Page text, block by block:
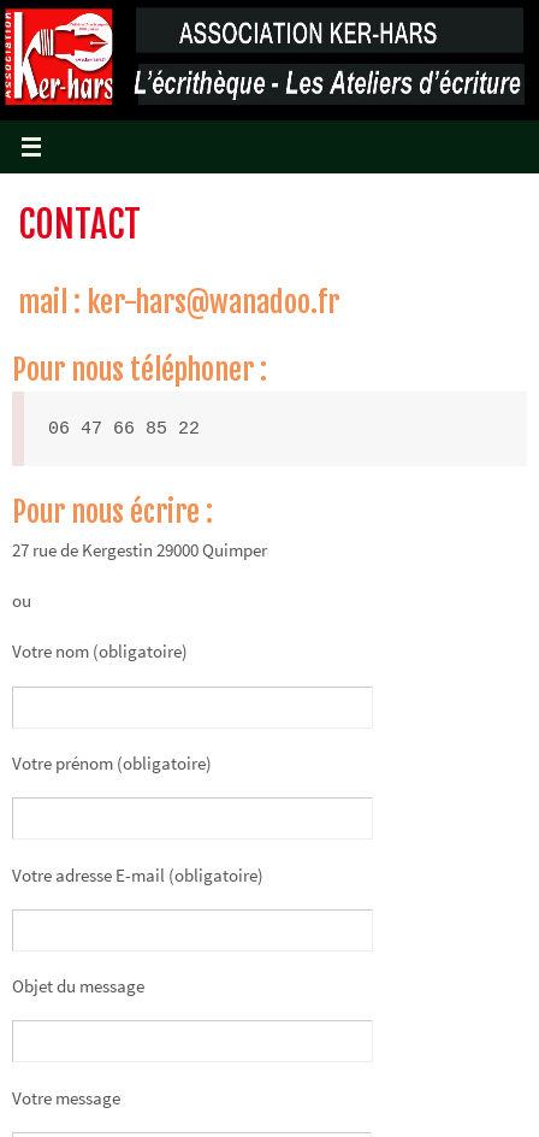
Passer
vers
le
contenu
CONTACT
mail : ker-hars@wanadoo.fr
Pour nous téléphoner :
06 47 66 85 22
Pour nous écrire :
27 rue de Kergestin 29000 Quimper
ou
Votre nom (obligatoire)
Votre prénom (obligatoire)
Votre adresse E-mail (obligatoire)
Objet du message
Votre message